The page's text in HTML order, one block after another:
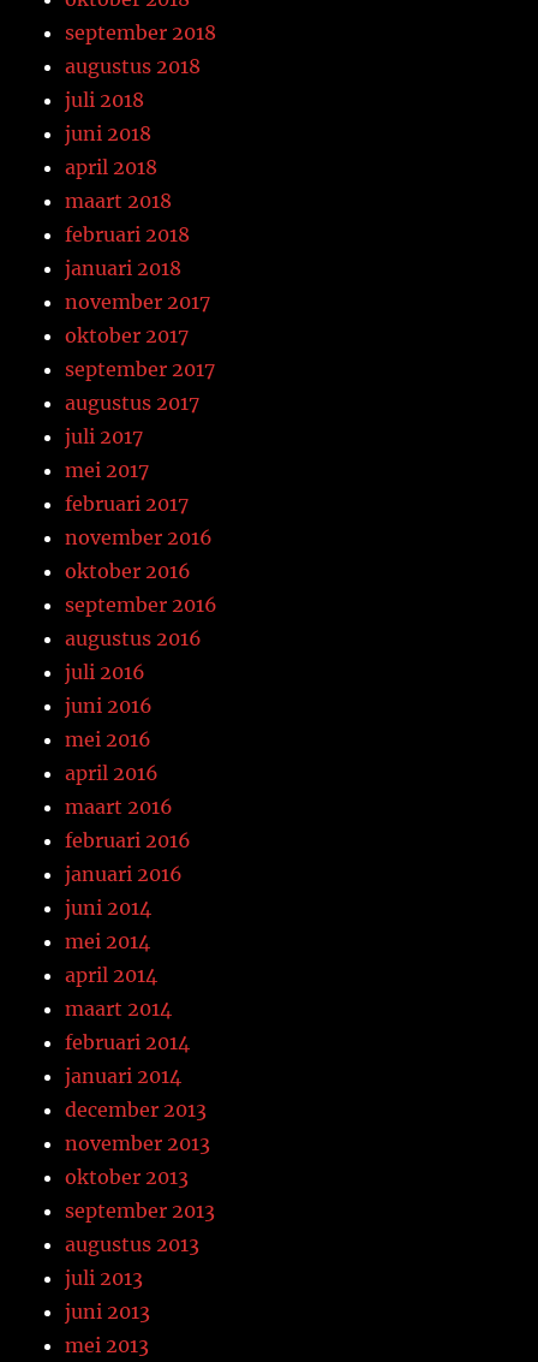
september 2018
augustus 2018
juli 2018
juni 2018
april 2018
maart 2018
februari 2018
januari 2018
november 2017
oktober 2017
september 2017
augustus 2017
juli 2017
mei 2017
februari 2017
november 2016
oktober 2016
september 2016
augustus 2016
juli 2016
juni 2016
mei 2016
april 2016
maart 2016
februari 2016
januari 2016
juni 2014
mei 2014
april 2014
maart 2014
februari 2014
januari 2014
december 2013
november 2013
oktober 2013
september 2013
augustus 2013
juli 2013
juni 2013
mei 2013